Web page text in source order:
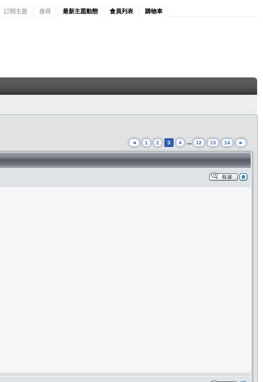
訂閱主題 搜尋 最新主題動態 會員列表 購物車
◄ 1 2 3 4 ... 12 13 14 ►